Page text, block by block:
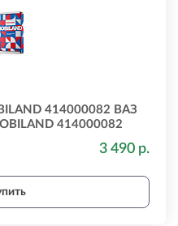
414000082 ВАЗ
414000082
3 490 р.